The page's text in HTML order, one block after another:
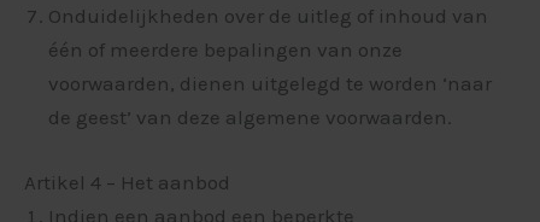
Onduidelijkheden over de uitleg of inhoud van
één of meerdere bepalingen van onze
voorwaarden, dienen uitgelegd te worden ‘naar
de geest’ van deze algemene voorwaarden.
Artikel 4 – Het aanbod
Indien een aanbod een beperkte